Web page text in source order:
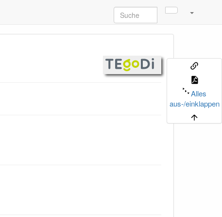
Alles
aus-/einklappen